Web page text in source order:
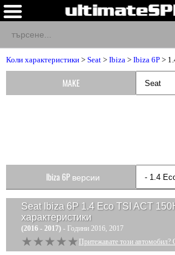
Коли характеристики > Seat > Ibiza > Ibiza 6P >
Seat Ibiza 6P 1.4 Eco TSI ACT
характеристики
(2016 - 2017) - Години 2016, 2017
★★★★★
★★★★★ Притежавате този автомобил?
MAKE
Ibiza 6P версии